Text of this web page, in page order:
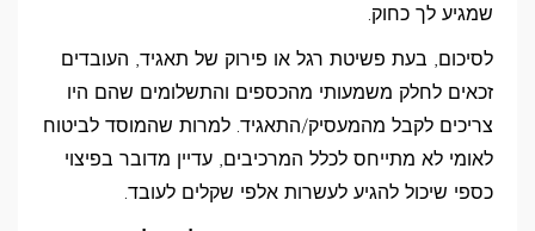
שמגיע לך כחוק.
לסיכום, בעת פשיטת רגל או פירוק של תאגיד, העובדים
זכאים לחלק משמעותי מהכספים והתשלומים שהם היו
צריכים לקבל מהמעסיק/התאגיד. למרות שהמוסד לביטוח
לאומי לא מתייחס לכלל המרכיבים, עדיין מדובר בפיצוי
כספי שיכול להגיע לעשרות אלפי שקלים לעובד.